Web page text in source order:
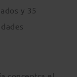
y 35